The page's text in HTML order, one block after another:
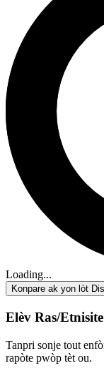
Loading...
Konpare ak yon lòt
Elèv Ras/Etnisite
Tanpri sonje tout
rapòte pwòp tèt ou.